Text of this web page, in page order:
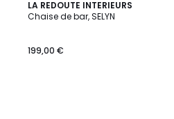
LA REDOUTE INTERIEURS
Chaise de bar, SELYN
199,00 €